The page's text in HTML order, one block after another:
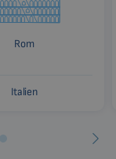
Rom
Italien